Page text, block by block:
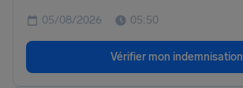
05/08/2026 05:50
Vérifier mon indemnisation